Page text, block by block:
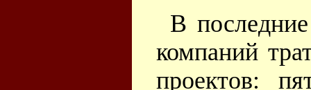
В
компаний
проектов: